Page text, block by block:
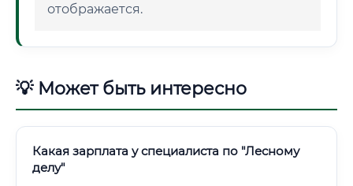
отображается.
💡 Может быть интересно
Какая зарплата у специалиста по "Лесному
делу"